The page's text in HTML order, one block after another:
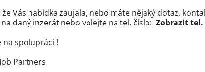
Vás nabídka zaujala, nebo máte nějaký dotaz,
daný inzerát nebo volejte na tel. číslo: Zobrazit tel.
na spolupráci !
Partners